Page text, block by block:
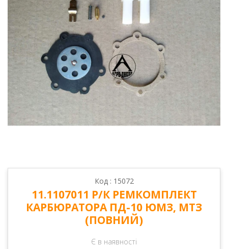
Код : 15072
11.1107011 Р/К РЕМКОМПЛЕКТ
КАРБЮРАТОРА ПД-10 ЮМЗ, МТЗ
(ПОВНИЙ)
Є в наявності